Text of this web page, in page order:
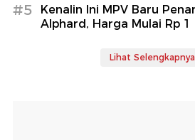
#5
Kenalin Ini MPV Baru
Alphard, Harga Mulai Rp 1
Lihat Selengkapnya